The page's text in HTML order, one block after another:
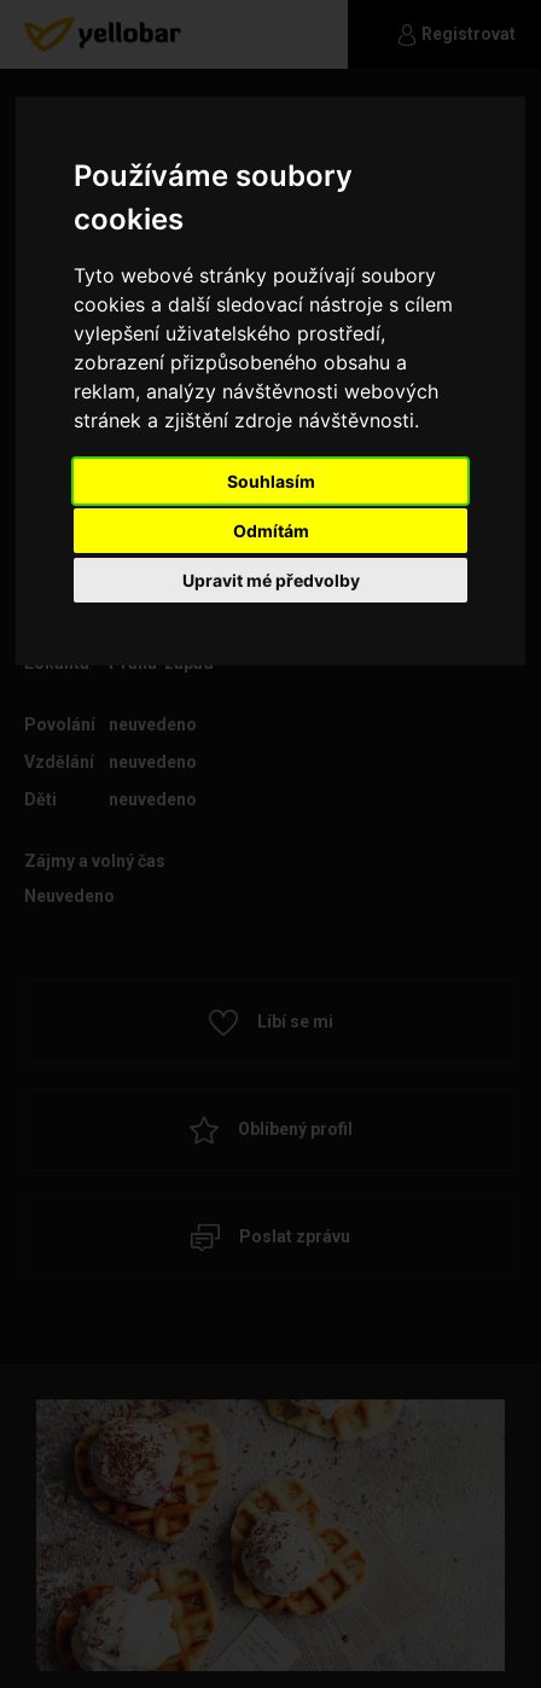
Používáme soubory
cookies
Tyto webové stránky používají soubory
cookies a další sledovací nástroje s cílem
vylepšení uživatelského prostředí,
zobrazení přizpůsobeného obsahu a
reklam, analýzy návštěvnosti webových
stránek a zjištění zdroje návštěvnosti.
Souhlasím
Odmítám
Upravit mé předvolby
Registrovat
Alexis
Hledám přítele vazne
Lokalita
Praha-západ
Povolání
neuvedeno
Vzdělání
neuvedeno
Děti
neuvedeno
Zájmy a volný čas
Neuvedeno
Líbí se mi
Oblíbený profil
Poslat zprávu